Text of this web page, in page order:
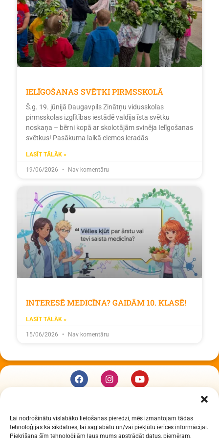
Lai nodrošinātu vislabāko lietošanas pieredzi, mēs izmantojam tādas
tehnoloģijas kā sīkdatnes, lai saglabātu un/vai piekļūtu ierīces informācijai.
Piekrišana šīm tehnoloģijām ļaus mums apstrādāt datus, piemēram,
IELĪGOŠANAS SVĒTKI PIRMSSKOLĀ
Š.g. 19. jūnijā Daugavpils Zinātņu vidusskolas
pirmsskolas izglītības iestādē valdīja īsta svētku
noskaņa – bērni kopā ar skolotājām svinēja Ielīgošanas
svētkus! Pasākuma laikā ciemos ieradās
LASĪT TĀLĀK »
19/06/2026 Nav komentāru
INTERESĒ MEDICĪNA? GAIDĀM 10. KLASĒ!
LASĪT TĀLĀK »
15/06/2026 Nav komentāru
Daugavpils Zinātņu vidusskola
Raiņa iela 30, Daugavpils, LV-5401